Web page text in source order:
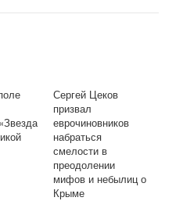
Сергей Цеков
призвал
еврочиновников
набраться
смелости в
преодолении
мифов и небылиц о
Крыме